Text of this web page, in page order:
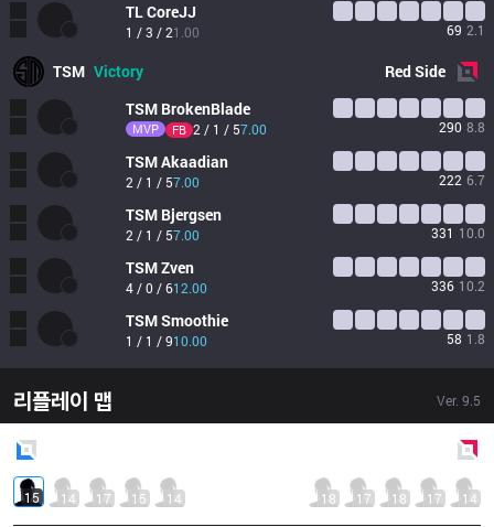
TLCoreJJ
1 / 3 / 21.00 69 2.1
TSM Victory RedSide
TSM BrokenBlade
MVP FB 2 / 1 / 57.00 290 8.8
TSMAkaadian
2 / 1 / 57.00 222 6.7
TSM Bjergsen
2 / 1 / 57.00 331 10.0
TSMZven
4 / 0 / 612.00 336 10.2
TSMSmoothie
1 / 1 / 910.00 58 1.8
리플레이 맵 Ver. 9.5
15 14 17 15 14 18 17 18 17 14